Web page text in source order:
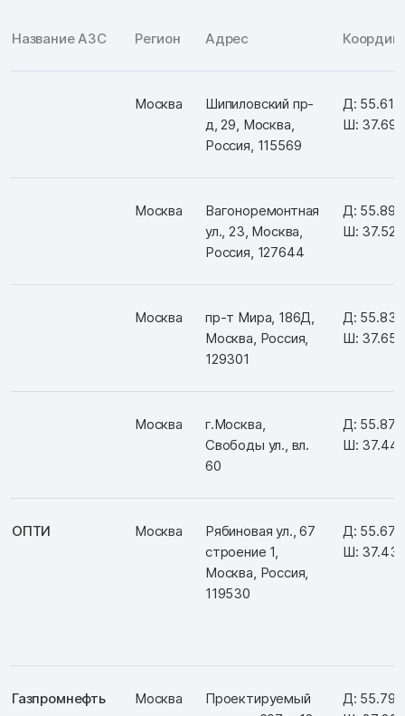
Название АЗС Регион Адрес
Москва
Шипиловский пр-
д, 29, Москва,
Россия, 115569
Д:
Ш:
Москва
Вагоноремонтная
ул., 23, Москва,
Россия, 127644
Д:
Ш:
Москва
пр-т Мира, 186Д,
Москва, Россия,
129301
Д:
Ш:
Москва
г.Москва,
Свободы ул., вл.
60
Д:
Ш:
ОПТИ Москва
Рябиновая ул., 67
строение 1,
Москва, Россия,
119530
Д:
Ш:
Газпромнефть Москва
Проектируемый
Д: